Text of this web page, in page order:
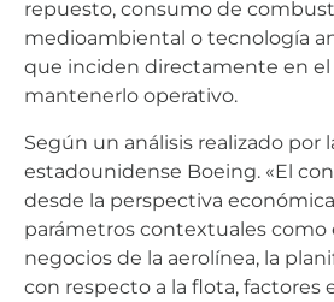
repuesto, consumo de
medioambiental o tecnología
que inciden directamente en el
mantenerlo operativo.
Según un análisis realizado por
estadounidense Boeing. «El
desde la perspectiva
parámetros contextuales como
negocios de la aerolínea, la
con respecto a la flota, factores